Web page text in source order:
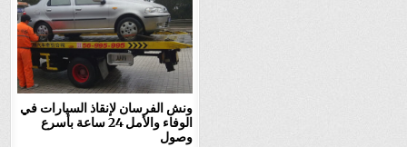
ونش الفرسان لإنقاذ السيارات في
الوفاء والأمل 24 ساعة بأسرع
وصول